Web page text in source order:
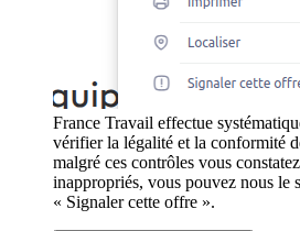
France Travail effectue
vérifier la légalité et la conformité
malgré ces contrôles vous
inappropriés, vous pouvez nous le
« Signaler cette offre ».